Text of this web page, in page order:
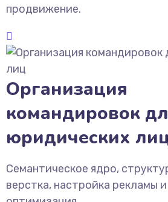
продвижение.
Организация
командировок
юридических
Семантическое ядро,
верстка, настройка рекламы и